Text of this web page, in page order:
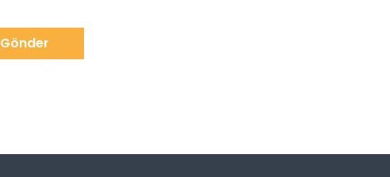
Gönder